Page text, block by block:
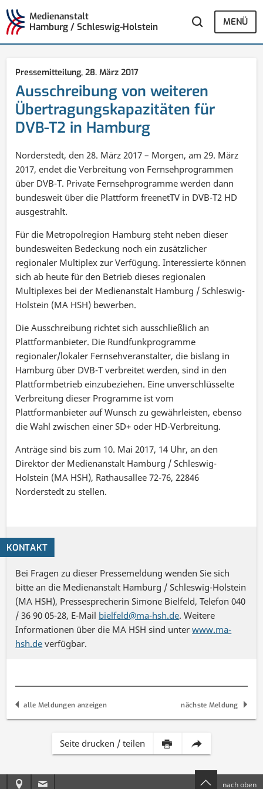
Medienanstalt
Hamburg / Schleswig-Holstein
MENÜ
Pressemitteilung,28. März 2017
Ausschreibung von weiteren
Übertragungskapazitäten für
DVB-T2 in Hamburg
Norderstedt, den 28. März 2017 – Morgen, am 29. März
2017, endet die Verbreitung von Fernsehprogrammen
über DVB-T. Private Fernsehprogramme werden dann
bundesweit über die Plattform freenetTV in DVB-T2 HD
ausgestrahlt.
Für die Metropolregion Hamburg steht neben dieser
bundesweiten Bedeckung noch ein zusätzlicher
regionaler Multiplex zur Verfügung. Interessierte können
sich ab heute für den Betrieb dieses regionalen
Multiplexes bei der Medienanstalt Hamburg / Schleswig-
Holstein (MA HSH) bewerben.
Die Ausschreibung richtet sich ausschließlich an
Plattformanbieter. Die Rundfunkprogramme
regionaler/lokaler Fernsehveranstalter, die bislang in
Hamburg über DVB-T verbreitet werden, sind in den
Plattformbetrieb einzubeziehen. Eine unverschlüsselte
Verbreitung dieser Programme ist vom
Plattformanbieter auf Wunsch zu gewährleisten, ebenso
die Wahl zwischen einer SD+ oder HD-Verbreitung.
Anträge sind bis zum 10. Mai 2017, 14 Uhr, an den
Direktor der Medienanstalt Hamburg / Schleswig-
Holstein (MA HSH), Rathausallee 72-76, 22846
Norderstedt zu stellen.
KONTAKT
Bei Fragen zu dieser Pressemeldung wenden Sie sich
bitte an die Medienanstalt Hamburg / Schleswig-Holstein
(MA HSH), Pressesprecherin Simone Bielfeld, Telefon 040
/ 36 90 05-28, E-Mail bielfeld@ma-hsh.de. Weitere
Informationen über die MA HSH sind unterwww.ma-
hsh.de verfügbar.
alle Meldungen anzeigen nächste Meldung
Seite drucken / teilen
Inhalt Diese
per
Anreise nach oben